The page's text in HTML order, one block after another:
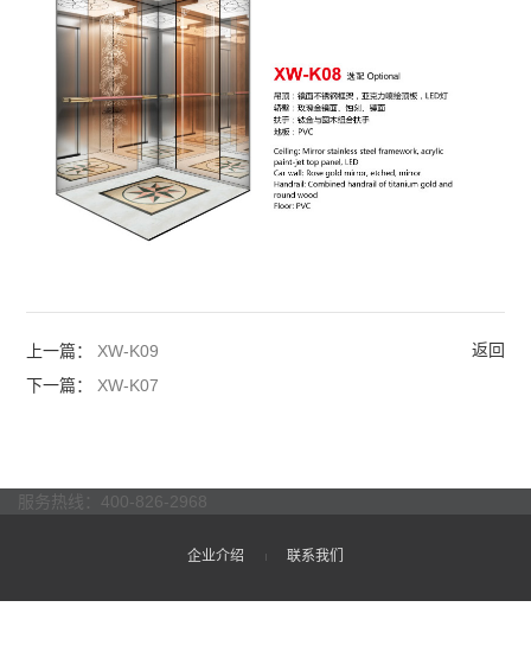
上一篇： XW-K09
下一篇： XW-K07
返回
服务热线：400-826-2968
企业介绍 联系我们